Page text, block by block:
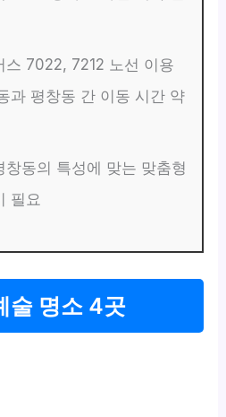
스 7022, 7212 노선 이용
과 평창동 간 이동 시간 약
창동의 특성에 맞는 맞춤형
필요
술 명소 4곳